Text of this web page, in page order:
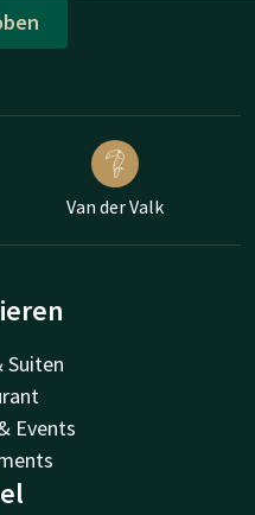
Van der Valk
Suiten
Events